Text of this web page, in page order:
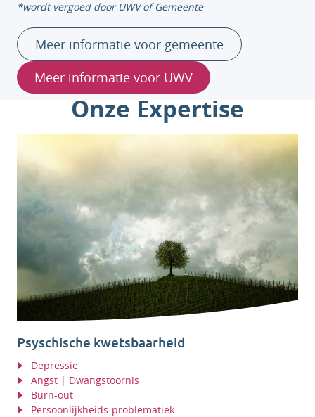
*wordt vergoed door UWV of Gemeente
Meer informatie voor gemeente
Meer informatie voor UWV
Onze Expertise
Psyschische kwetsbaarheid
Depressie
Angst | Dwangstoornis
Burn-out
Persoonlijkheids-problematiek